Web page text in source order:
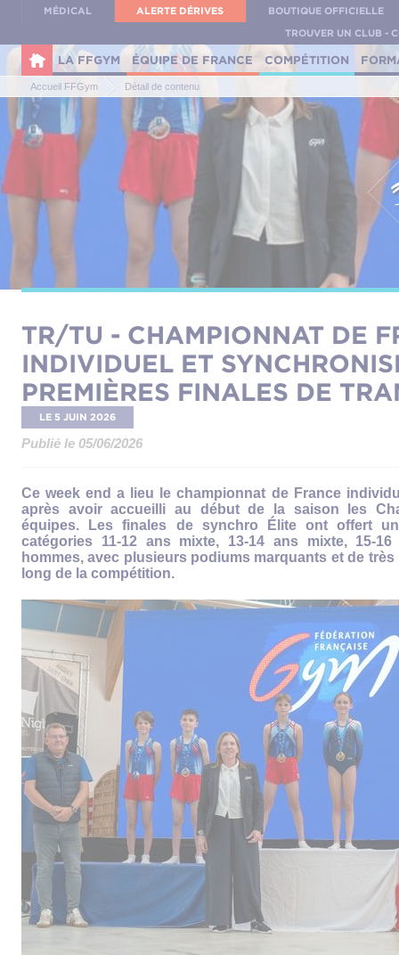
MÉDICAL ALERTE DÉRIVES BOUTIQUE OFFICIELLE
TROUVER UN CLUB -
LA FFGYM ÉQUIPE DE FRANCE COMPÉTITION
Accueil FFGym Détail de contenu
TR/TU - CHAMPIONNAT DE
INDIVIDUEL ET
PREMIÈRES FINALES DE
LE 5 JUIN 2026
Publié le 05/06/2026
Ce week end a lieu le championnat de France
après avoir accueilli au début de la saison les
équipes. Les finales de synchro Élite ont offert
catégories 11-12 ans mixte, 13-14 ans mixte, 15-
hommes, avec plusieurs podiums marquants et de
long de la compétition.
Panneau de gestion des cookies